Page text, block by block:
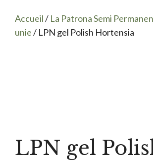
Accueil/ La Patrona Semi
unie/ LPN gel Polish Hortensia
LPN gel